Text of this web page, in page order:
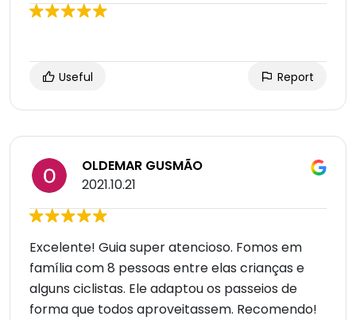
Useful Report
OLDEMAR GUSMÃO
2021.10.21
Excelente! Guia super atencioso. Fomos em
família com 8 pessoas entre elas crianças e
alguns ciclistas. Ele adaptou os passeios de
forma que todos aproveitassem. Recomendo!